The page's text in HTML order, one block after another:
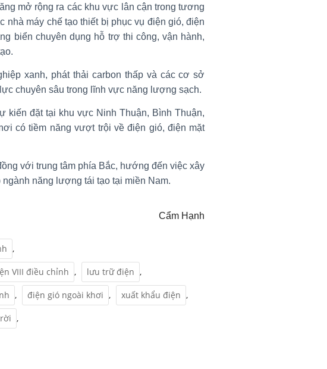
mở rộng ra các khu vực lân cận trong tương
nhà máy chế tạo thiết bị phục vụ điện gió, điện
biển chuyên dụng hỗ trợ thi công, vận hành,
xanh, phát thải carbon thấp và các cơ sở
chuyên sâu trong lĩnh vực năng lượng sạch.
kiến đặt tại khu vực Ninh Thuận, Bình Thuận,
có tiềm năng vượt trội về điện gió, điện mặt
với trung tâm phía Bắc, hướng đến việc xây
năng lượng tái tạo tại miền Nam.
Cẩm Hạnh
,
VIII điều chỉnh , lưu trữ điện ,
, điện gió ngoài khơi , xuất khẩu điện ,
,